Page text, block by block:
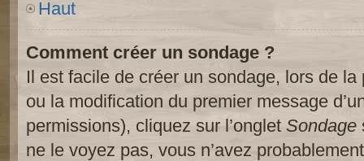
Haut
Comment créer un sondage ?
Il est facile de créer un sondage, lors de la
ou la modification du premier message
permissions), cliquez sur l’onglet Sondage
ne le voyez pas, vous n’avez